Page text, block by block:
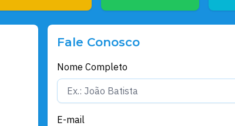
Fale Conosco
Nome Completo
E-mail